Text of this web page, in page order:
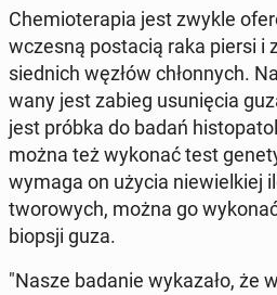
Che­mio­te­ra­pia jest zwykle
wczesną po­sta­cią raka piersi i
sied­nich węzłów chłon­nych.
wa­ny jest zabieg usu­nię­cia
jest próbka do badań
można też wykonać test
wymaga on użycia nie­wiel­kiej
two­ro­wych, można go
biopsji guza.
"Nasze badanie wy­ka­za­ło, że